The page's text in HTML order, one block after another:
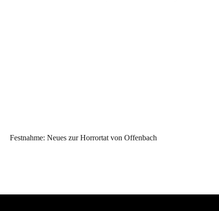
Festnahme: Neues zur Horrortat von Offenbach